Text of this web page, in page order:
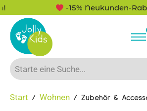
-15% Neukunden-Rabatt -
Start / Wohnen / Zubehör &